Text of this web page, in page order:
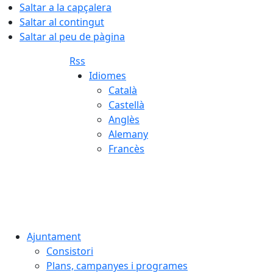
Saltar a la capçalera
Saltar al contingut
Saltar al peu de pàgina
Rss
Idiomes
Català
Castellà
Anglès
Alemany
Francès
Ajuntament
Consistori
Plans, campanyes i programes